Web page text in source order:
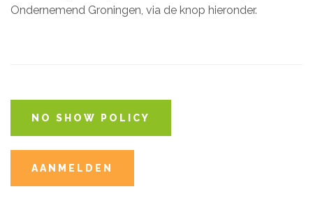
Ondernemend Groningen, via de knop hieronder.
NO SHOW POLICY
AANMELDEN